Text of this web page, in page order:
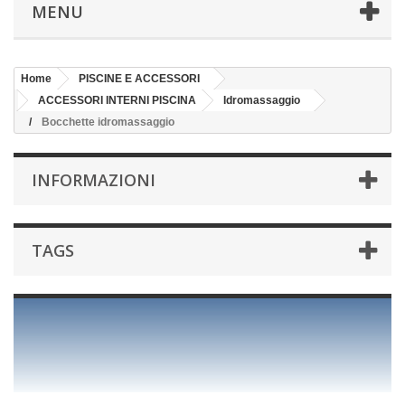
MENU
Home
PISCINE E ACCESSORI
ACCESSORI INTERNI PISCINA
Idromassaggio
Bocchette idromassaggio
INFORMAZIONI
TAGS